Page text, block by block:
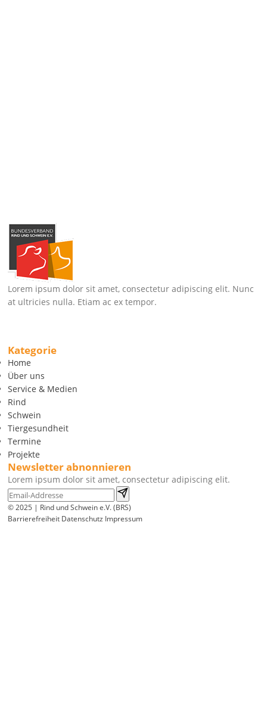
Lorem ipsum dolor sit amet, consectetur adipiscing elit. Nunc
at ultricies nulla. Etiam ac ex tempor.
Kategorie
Home
Über uns
Service & Medien
Rind
Schwein
Tiergesundheit
Termine
Projekte
Newsletter abnonnieren
Lorem ipsum dolor sit amet, consectetur adipiscing elit.
© 2025 | Rind und Schwein e.V. (BRS)
Barrierefreiheit Datenschutz Impressum